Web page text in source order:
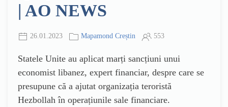
| AO NEWS
26.01.2023 Mapamond Creștin 553
Statele Unite au aplicat marți sancțiuni unui
economist libanez, expert financiar, despre care se
presupune că a ajutat organizația teroristă
Hezbollah în operațiunile sale financiare.